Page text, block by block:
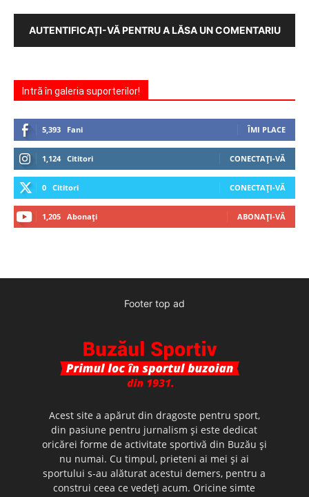
AUTENTIFICAȚI-VĂ PENTRU A LĂSA UN COMENTARIU
Intră în galeria suporterilor!
5,393 Fani ÎMI PLACE
1,124 Cititori CONECTAȚI-VĂ
0 Cititori CONECTAȚI-VĂ
1,205 Abonați ABONAȚI-VĂ
Footer top ad
Acest site a apărut din dragoste pentru sport,
din pasiune pentru jurnalism şi este dedicat
oricărei forme de activitate sportivă din Buzău şi
nu numai. Cu timpul, prieteni ai mei şi ai
sportului s-au alăturat acestui demers, pentru a
construi ceea ce vedeţi acum. Oricine simte